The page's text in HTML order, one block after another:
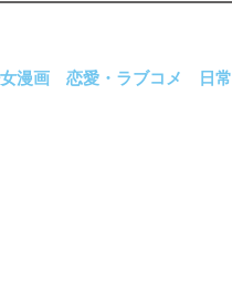
漫画 恋愛・ラブコメ 日常